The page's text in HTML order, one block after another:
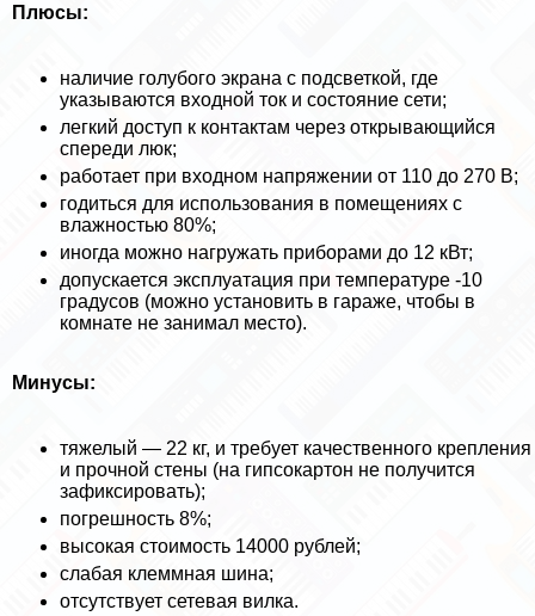
Плюсы:
наличие гoлyбого экрана с подсветкой, где
указываются входной ток и состояние сети;
легкий доступ к контактам через открывающийся
спереди люк;
работает при входном напряжении от 110 до 270 В;
годиться для использования в помещениях с
влажностью 80%;
иногда можно нагружать приборами до 12 кВт;
допускается эксплуатация при температуре -10
градусов (можно установить в гараже, чтобы в
комнате не занимал место).
Минусы:
тяжелый — 22 кг, и требует качественного крепления
и прочной стены (на гипсокартон не получится
зафиксировать);
погрешность 8%;
высокая стоимость 14000 рублей;
слабая клеммная шина;
отсутствует сетевая вилка.